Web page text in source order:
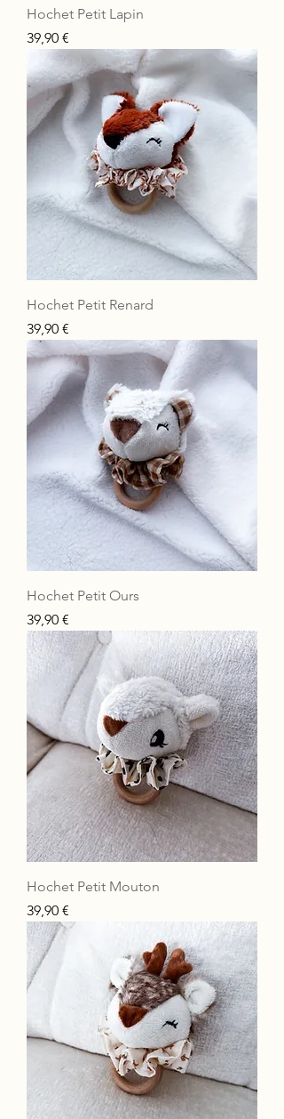
Hochet Petit Lapin
Prix
39,90 €
Hochet Petit Renard
Prix
39,90 €
Hochet Petit Ours
Prix
39,90 €
Hochet Petit Mouton
Prix
39,90 €